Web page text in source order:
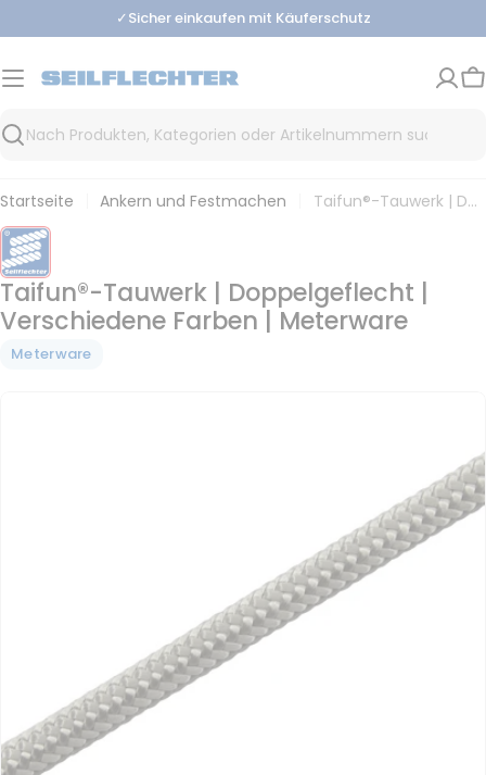
Inhalt
✓Sicher einkaufen mit Käuferschutz
Suchen
Startseite Ankern und Festmachen Taifun®-Tauwerk | Doppelgeflecht | Verschiedene Farben | Meterware
Taifun®-Tauwerk | Doppelgeflecht |
Verschiedene Farben | Meterware
Meterware
Medium 4 im Großformat öffnen